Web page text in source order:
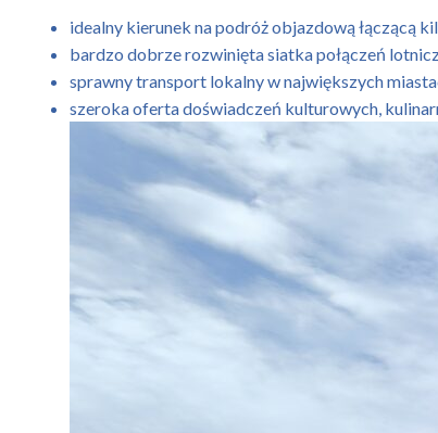
idealny kierunek na podróż objazdową łączącą
bardzo dobrze rozwinięta siatka połączeń
sprawny transport lokalny w największych
szeroka oferta doświadczeń kulturowych,